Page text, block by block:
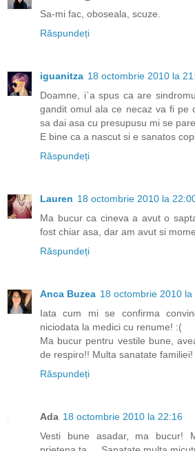
Sa-mi fac, oboseala, scuze.
Răspundeți
iguanitza 18 octombrie 2010 la
Doamne, i`a spus ca are
gandit omul ala ce necaz va fi pe
sa dai asa cu presupusu mi se
E bine ca a nascut si e sanatos
Răspundeți
Lauren 18 octombrie 2010 la
Ma bucur ca cineva a avut o
fost chiar asa, dar am avut si
Răspundeți
Anca Buzea 18 octombrie 2010 la
Iata cum mi se confirma
niciodata la medici cu renume! :(
Ma bucur pentru vestile bune,
de respiro!! Multa sanatate familiei!
Răspundeți
Ada 18 octombrie 2010 la 22:16
Vesti bune asadar, ma bucur!